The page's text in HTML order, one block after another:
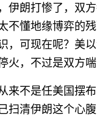
伊朗打惨了，双
不懂地缘博弈的
，可现在呢？美
火，不过是双方
来不是任美国摆
扫清伊朗这个心